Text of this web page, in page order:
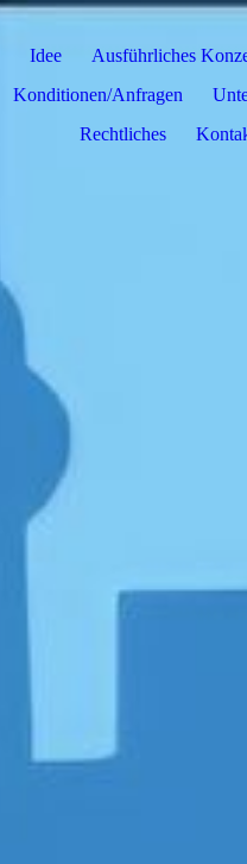
Idee Ausführliches
Konditionen/Anfragen
Rechtliches